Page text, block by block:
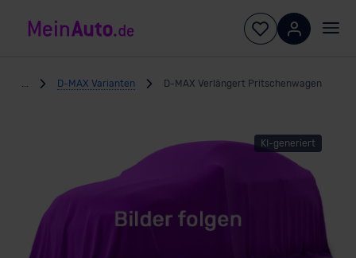
D-MAX Varianten D-MAX Verlängert Pritschenwagen
KI-generiert